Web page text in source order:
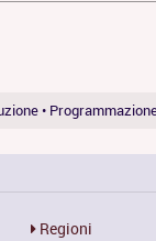
•
Regioni